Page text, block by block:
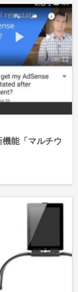
能「マルチウ